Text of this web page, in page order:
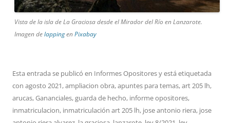
Vista de la isla de La Graciosa desde el Mirador del Río en Lanzarote.
Imagen delappingenPixabay
Esta entrada se publicó en Informes Opositoresy está etiquetada
con agosto 2021,ampliacion obra,apuntes para temas,art 205 lh,
arucas,Gananciales,guarda de hecho, informe opositores,
inmatriculacion, inmatriculación art 205 lh, jose antonio riera, jose